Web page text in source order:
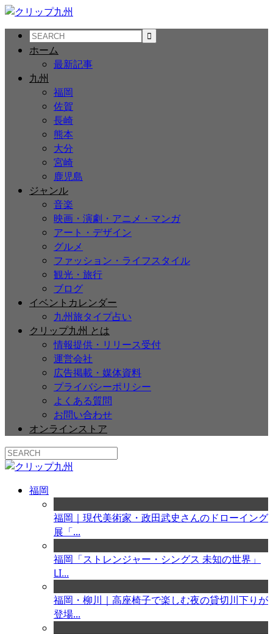
ホーム
最新記事
九州
福岡
佐賀
長崎
熊本
大分
宮崎
鹿児島
ジャンル
音楽
映画・演劇・アニメ・マンガ
アート・デザイン
グルメ
ファッション・ライフスタイル
観光・旅行
ブログ
イベントカレンダー
九州旅タイプ占い
クリップ九州 とは
情報提供・リリース受付
運営会社
広告掲載・媒体資料
プライバシーポリシー
よくある質問
お問い合わせ
オンラインストア
福岡
福岡｜現代美術家・政田武史さんのドローイング
展「...
福岡「ストレンジャー・シングス 未知の世界」
LI...
福岡・柳川｜高座椅子で楽しむ夜の貸切川下りが
登場...